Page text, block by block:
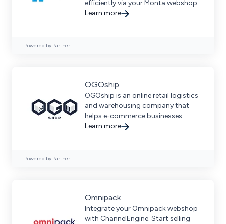
efficiently via your Monta webshop.
Learn more
Powered by Partner
OGOship
OGOship is an online retail logistics
and warehousing company that
helps e-commerce businesses
optimize their supply chain, speed
Learn more
Powered by Partner
Omnipack
Integrate your Omnipack webshop
with ChannelEngine. Start selling